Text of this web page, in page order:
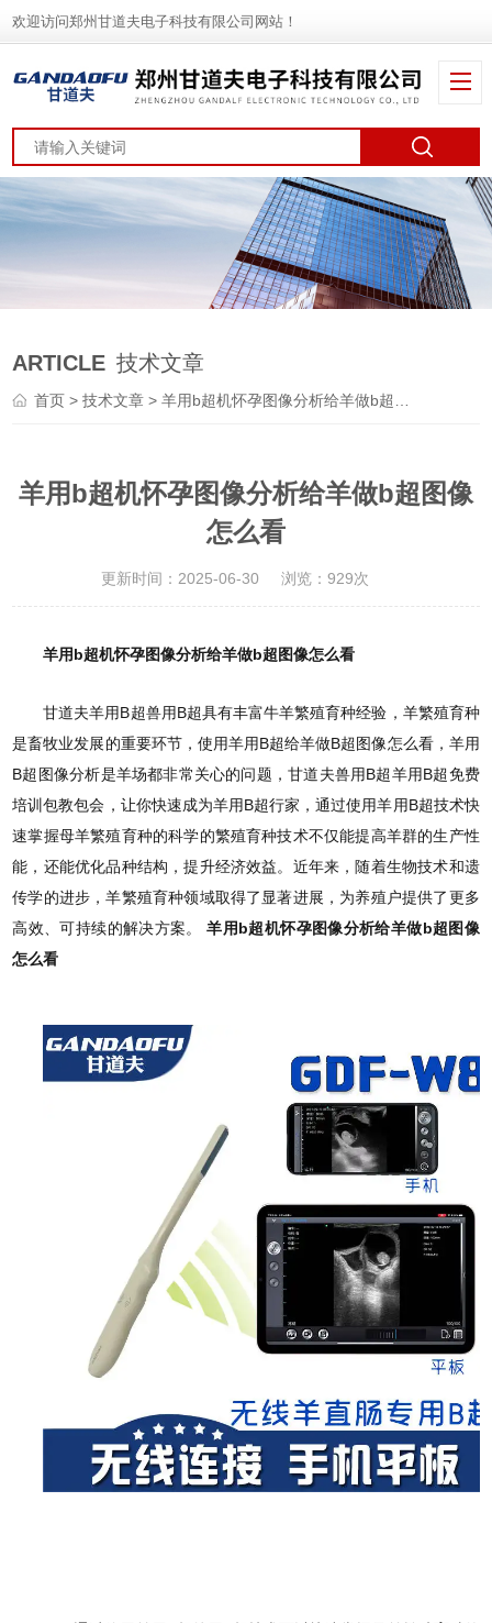
欢迎访问郑州甘道夫电子科技有限公司网站！
ARTICLE 技术文章
首页 >技术文章 > 羊用b超机怀孕图像分析给羊做b超图像怎么看
羊用b超机怀孕图像分析给羊做b超图像
怎么看
更新时间：2025-06-30 浏览：929次
羊用b超机怀孕图像分析给羊做b超图像怎么看
甘道夫羊用B超兽用B超具有丰富牛羊繁殖育种经验，羊繁殖育种
是畜牧业发展的重要环节，使用羊用B超给羊做B超图像怎么看，羊用
B超图像分析是羊场都非常关心的问题，甘道夫兽用B超羊用B超免费
培训包教包会，让你快速成为羊用B超行家，通过使用羊用B超技术快
速掌握母羊繁殖育种的科学的繁殖育种技术不仅能提高羊群的生产性
能，还能优化品种结构，提升经济效益。近年来，随着生物技术和遗
传学的进步，羊繁殖育种领域取得了显著进展，为养殖户提供了更多
高效、可持续的解决方案。羊用b超机怀孕图像分析给羊做b超图像
怎么看